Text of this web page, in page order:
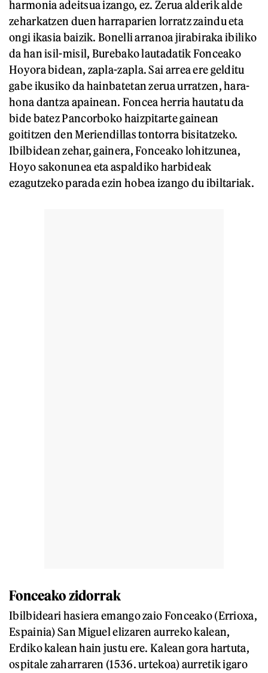
harmonia adeitsua izango, ez. Zerua alderik alde
zeharkatzen duen harraparien lorratz zaindu eta
ongi ikasia baizik. Bonelli arranoa jirabiraka ibiliko
da han isil-misil, Burebako lautadatik Fonceako
Hoyora bidean, zapla-zapla. Sai arrea ere gelditu
gabe ikusiko da hainbatetan zerua urratzen, hara-
hona dantza apainean. Foncea herria hautatu da
bide batez Pancorboko haizpitarte gainean
goititzen den Meriendillas tontorra bisitatzeko.
Ibilbidean zehar, gainera, Fonceako lohitzunea,
Hoyo sakonunea eta aspaldiko harbideak
ezagutzeko parada ezin hobea izango du ibiltariak.
Fonceako zidorrak
Ibilbideari hasiera emango zaio Fonceako (Errioxa,
Espainia) San Miguel elizaren aurreko kalean,
Erdiko kalean hain justu ere. Kalean gora hartuta,
ospitale zaharraren (1536. urtekoa) aurretik igaro